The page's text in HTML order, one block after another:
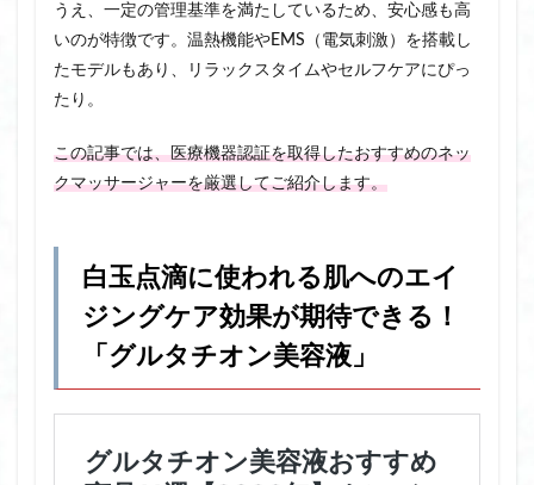
うえ、一定の管理基準を満たしているため、安心感も高
いのが特徴です。温熱機能やEMS（電気刺激）を搭載し
たモデルもあり、リラックスタイムやセルフケアにぴっ
たり。
この記事では、医療機器認証を取得したおすすめのネッ
クマッサージャーを厳選してご紹介します。
白玉点滴に使われる肌へのエイ
ジングケア効果が期待できる！
「グルタチオン美容液」